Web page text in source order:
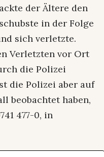
der Ältere den
in der Folge
sich verletzte.
Verletzten vor Ort
die Polizei
die Polizei aber auf
beobachtet haben,
477-0, in